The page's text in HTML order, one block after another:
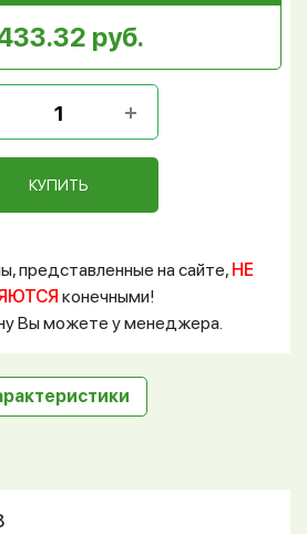
руб.
КУПИТЬ
представленные на сайте, НЕ
конечными!
Вы можете у менеджера.